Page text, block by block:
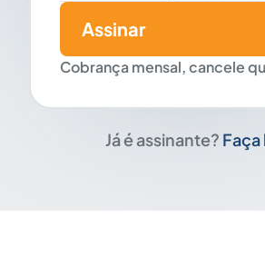
Cobrança mensal, cancele
Assinar
Já é assinante?